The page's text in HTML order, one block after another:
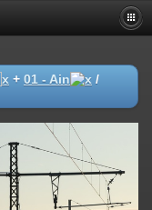
+ 01 - Ain
/